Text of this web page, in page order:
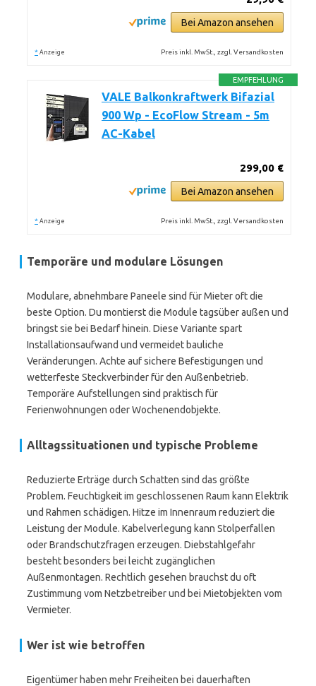
Bei Amazon ansehen
* Anzeige Preis inkl. MwSt., zzgl. Versandkosten
EMPFEHLUNG
VALE Balkonkraftwerk Bifazial
900 Wp - EcoFlow Stream - 5m
AC-Kabel
299,00 €
Bei Amazon ansehen
* Anzeige Preis inkl. MwSt., zzgl. Versandkosten
Temporäre und modulare Lösungen
Modulare, abnehmbare Paneele sind für Mieter oft die
beste Option. Du montierst die Module tagsüber außen und
bringst sie bei Bedarf hinein. Diese Variante spart
Installationsaufwand und vermeidet bauliche
Veränderungen. Achte auf sichere Befestigungen und
wetterfeste Steckverbinder für den Außenbetrieb.
Temporäre Aufstellungen sind praktisch für
Ferienwohnungen oder Wochenendobjekte.
Alltagssituationen und typische Probleme
Reduzierte Erträge durch Schatten sind das größte
Problem. Feuchtigkeit im geschlossenen Raum kann Elektrik
und Rahmen schädigen. Hitze im Innenraum reduziert die
Leistung der Module. Kabelverlegung kann Stolperfallen
oder Brandschutzfragen erzeugen. Diebstahlgefahr
besteht besonders bei leicht zugänglichen
Außenmontagen. Rechtlich gesehen brauchst du oft
Zustimmung vom Netzbetreiber und bei Mietobjekten vom
Vermieter.
Wer ist wie betroffen
Eigentümer haben mehr Freiheiten bei dauerhaften